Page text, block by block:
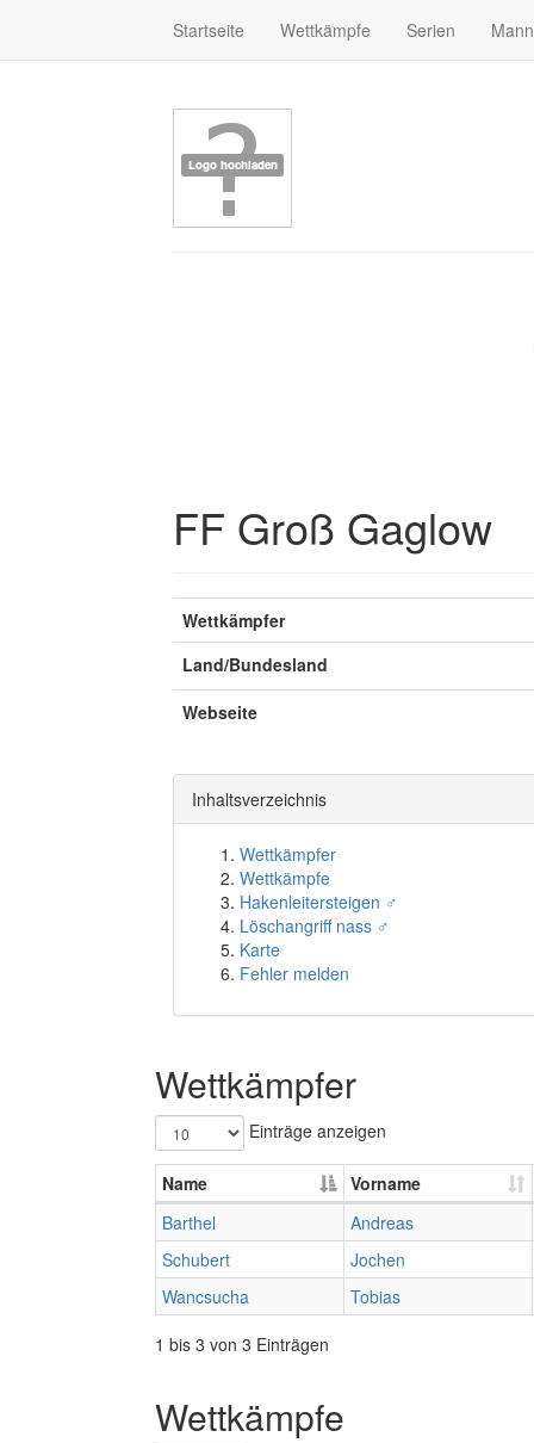
Startseite Wettkämpfe Serien
FF Groß Gaglow
Wettkämpfer
Land/Bundesland
Webseite
Inhaltsverzeichnis
Wettkämpfer
Wettkämpfe
Hakenleitersteigen ♂
Löschangriff nass ♂
Karte
Fehler melden
Wettkämpfer
Einträge anzeigen
Name
Vorname
Barthel
Andreas
Schubert
Jochen
Wancsucha
Tobias
1 bis 3 von 3 Einträgen
Wettkämpfe